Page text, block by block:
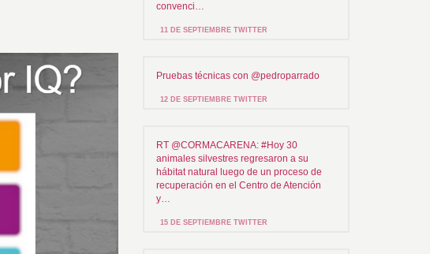
convenci…
11 DE SEPTIEMBRE TWITTER
Pruebas técnicas con @pedroparrado
12 DE SEPTIEMBRE TWITTER
RT @CORMACARENA: #Hoy 30
animales silvestres regresaron a su
hábitat natural luego de un proceso de
recuperación en el Centro de Atención
y…
15 DE SEPTIEMBRE TWITTER